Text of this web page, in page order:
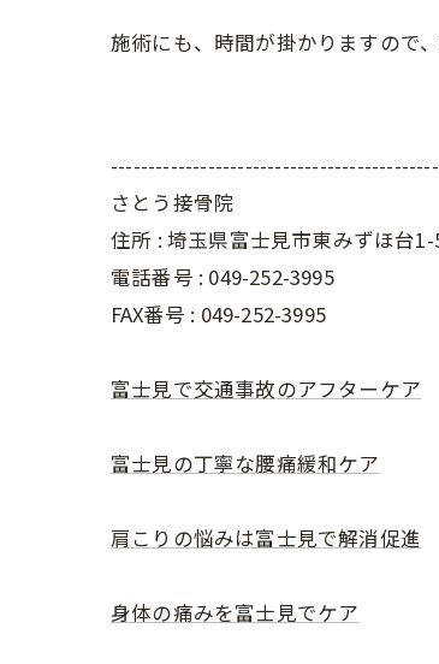
施術にも、時間が掛かりますので
さとう接骨院
住所 : 埼玉県富士見市東みずほ台1-
電話番号 : 049-252-3995
FAX番号 : 049-252-3995
富士見で交通事故のアフターケア
富士見の丁寧な腰痛緩和ケア
肩こりの悩みは富士見で解消促進
身体の痛みを富士見でケア